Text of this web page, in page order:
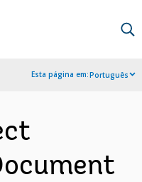
Esta página em:Português